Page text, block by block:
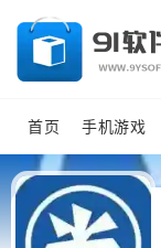
首页 手机游戏